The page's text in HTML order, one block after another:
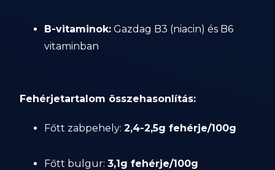
B-vitaminok: Gazdag B3 (niacin) és B6
vitaminban
Fehérjetartalom összehasonlítás:
Főtt zabpehely:2,4-2,5g fehérje/100g
Főtt bulgur:3,1g fehérje/100g